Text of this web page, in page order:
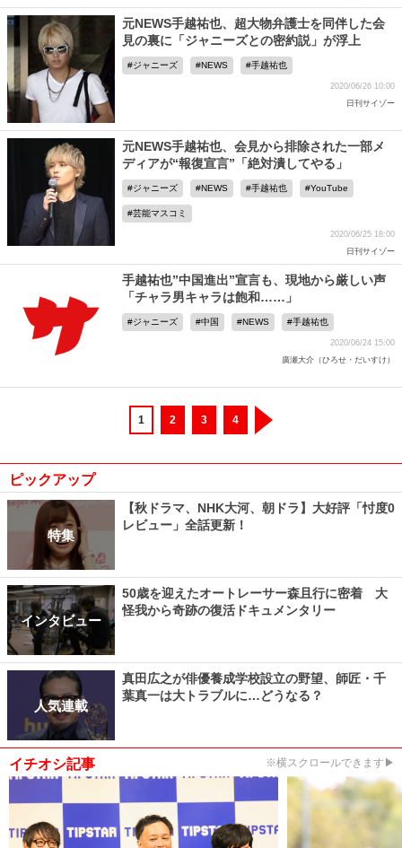
元NEWS手越祐也、超大物弁護士を同伴した会
見の裏に「ジャニーズとの密約説」が浮上
ジャニーズ NEWS 手越祐也
2020/06/26 10:00
日刊サイゾー
元NEWS手越祐也、会見から排除された一部メ
ディアが“報復宣言”「絶対潰してやる」
ジャニーズ NEWS 手越祐也 YouTube
芸能マスコミ
2020/06/25 18:00
日刊サイゾー
手越祐也”中国進出”宣言も、現地から厳しい声
「チャラ男キャラは飽和……」
ジャニーズ 中国 NEWS 手越祐也
2020/06/24 15:00
廣瀬大介（ひろせ・だいすけ）
1 2 3 4
ピックアップ
特集
【秋ドラマ、NHK大河、朝ドラ】大好評「忖度0
レビュー」全話更新！
インタビュー
50歳を迎えたオートレーサー森且行に密着 大
怪我から奇跡の復活ドキュメンタリー
人気連載
真田広之が俳優養成学校設立の野望、師匠・千
葉真一は大トラブルに…どうなる？
イチオシ記事 ※横スクロールできます▶